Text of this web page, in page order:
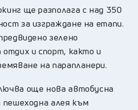
ще разполага с над 350
за изграждане на етапи.
зелено
и спорт, както и
на парапланери.
още нова автобусна
пешеходна алея към